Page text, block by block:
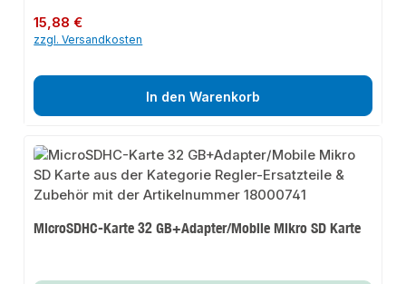
Regulärer Preis:
15,88 €
zzgl. Versandkosten
In den Warenkorb
MicroSDHC-Karte 32 GB+Adapter/Mobile Mikro SD Karte